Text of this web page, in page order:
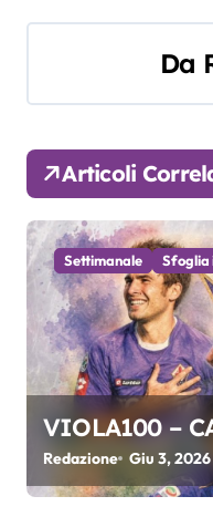
i
i
o
n
e
a
t
Da
Articoli
Settimanale Sfoglia
VIOLA100 –
Redazione Giu 3, 2026